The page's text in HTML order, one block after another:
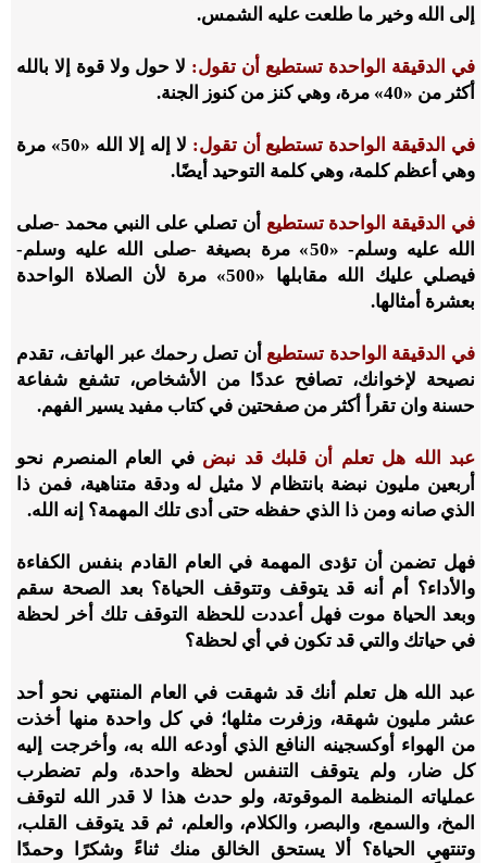
إلى الله وخير ما طلعت عليه الشمس.
في الدقيقة الواحدة تستطيع أن تقول: لا حول ولا قوة إلا بالله
أكثر من «40» مرة، وهي كنز من كنوز الجنة.
في الدقيقة الواحدة تستطيع أن تقول:
لا إله إلا الله «50» مرة
وهي أعظم كلمة، وهي كلمة التوحيد أيضًا.
في الدقيقة الواحدة تستطيع أن تصلي على النبي محمد -صلى
الله عليه وسلم- «50» مرة بصيغة -صلى الله عليه وسلم-
فيصلي عليك الله مقابلها «500» مرة لأن الصلاة الواحدة
بعشرة أمثالها.
في الدقيقة الواحدة تستطيع أن تصل رحمك عبر الهاتف، تقدم
نصيحة لإخوانك، تصافح عددًا من الأشخاص، تشفع شفاعة
حسنة وان تقرأ أكثر من صفحتين في كتاب مفيد يسير الفهم.
عبد الله هل تعلم أن قلبك قد نبض في العام المنصرم نحو
أربعين مليون نبضة بانتظام لا مثيل له ودقة متناهية، فمن ذا
الذي صانه ومن ذا الذي حفظه حتى أدى تلك المهمة؟ إنه الله.
فهل تضمن أن تؤدى المهمة في العام القادم بنفس الكفاءة
والأداء؟ أم أنه قد يتوقف وتتوقف الحياة؟ بعد الصحة سقم
وبعد الحياة موت فهل أعددت للحظة التوقف تلك أخر لحظة
في حياتك والتي قد تكون في أي لحظة؟
عبد الله هل تعلم أنك قد شهقت في العام المنتهي نحو أحد
عشر مليون شهقة، وزفرت مثلها؛ في كل واحدة منها أخذت
من الهواء أوكسجينه النافع الذي أودعه الله به، وأخرجت إليه
كل ضار، ولم يتوقف التنفس لحظة واحدة، ولم تضطرب
عملياته المنظمة الموقوتة، ولو حدث هذا لا قدر الله لتوقف
المخ، والسمع، والبصر، والكلام، والعلم، ثم قد يتوقف القلب،
وتنتهي الحياة؟ ألا يستحق الخالق منك ثناءً وشكرًا وحمدًا